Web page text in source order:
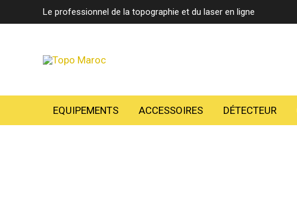
au
Le professionnel de la topographie et du laser en ligne
EQUIPEMENTS ACCESSOIRES DÉTECTEUR